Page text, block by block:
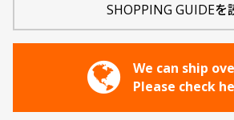
SHOPPING GUIDEを
We can ship
Please check